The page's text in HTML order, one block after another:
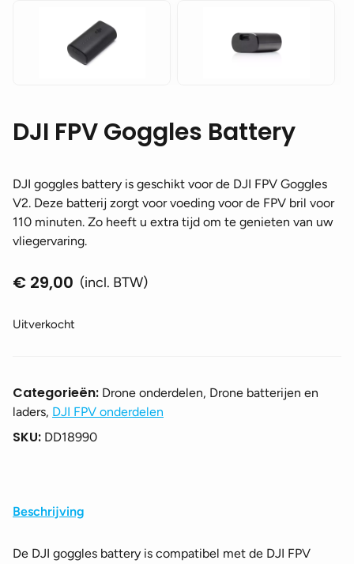
DJI FPV Goggles Battery
DJI goggles battery is geschikt voor de DJI FPV Goggles
V2. Deze batterij zorgt voor voeding voor de FPV bril voor
110 minuten. Zo heeft u extra tijd om te genieten van uw
vliegervaring.
€ 29,00 (incl. BTW)
Uitverkocht
Categorieën: Drone onderdelen, Drone batterijen en
laders, DJI FPV onderdelen
SKU: DD18990
Beschrijving
De DJI goggles battery is compatibel met de DJI FPV